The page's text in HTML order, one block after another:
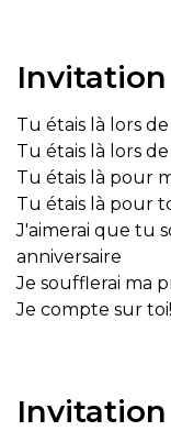
Invitation
Tu étais là lors
Tu étais là lors
Tu étais là pour
Tu étais là pour
J'aimerai que tu
anniversaire
Je soufflerai ma
Je compte sur toi!
Invitation